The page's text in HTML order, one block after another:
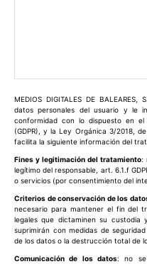
MEDIOS DIGITALES DE
datos personales del usuario y le
conformidad con lo dispuesto en
(GDPR), y la Ley Orgánica 3/2018,
facilita la siguiente información del
Fines y legitimación del tratamiento:
legítimo del responsable, art. 6.1.f
o servicios (por consentimiento del
Criterios de conservación de los
necesario para mantener el fin del
legales que dictaminen su
suprimirán con medidas de
de los datos o la destrucción total de
Comunicación de los datos: no se